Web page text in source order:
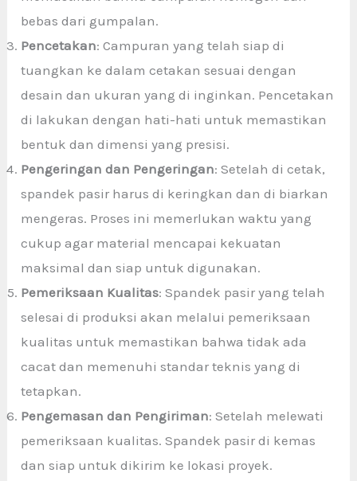
bebas dari gumpalan.
Pencetakan: Campuran yang telah siap di
tuangkan ke dalam cetakan sesuai dengan
desain dan ukuran yang di inginkan. Pencetakan
di lakukan dengan hati-hati untuk memastikan
bentuk dan dimensi yang presisi.
Pengeringan dan Pengeringan: Setelah di cetak,
spandek pasir harus di keringkan dan di biarkan
mengeras. Proses ini memerlukan waktu yang
cukup agar material mencapai kekuatan
maksimal dan siap untuk digunakan.
Pemeriksaan Kualitas: Spandek pasir yang telah
selesai di produksi akan melalui pemeriksaan
kualitas untuk memastikan bahwa tidak ada
cacat dan memenuhi standar teknis yang di
tetapkan.
Pengemasan dan Pengiriman: Setelah melewati
pemeriksaan kualitas. Spandek pasir di kemas
dan siap untuk dikirim ke lokasi proyek.